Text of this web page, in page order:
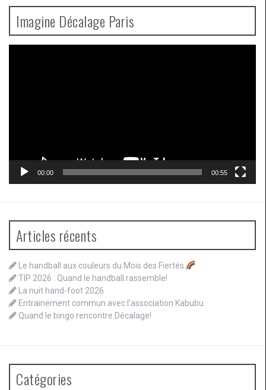
Imagine Décalage Paris
00:00 00:55
Articles récents
Le handball aux couleurs du Mois des Fiertés
TIP 2026 : Quand le handball rassemble!
La nuit hand-foot 2026
Entrainement commun avec l’association Kabubu
Quand le bingo rencontre Décalage!
Catégories